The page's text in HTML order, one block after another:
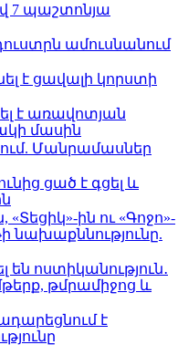
7 պաշտոնյա
ամուսնանում
է ցավալի կորստի
է առավոտյան
մասին
Մանրամասներ
ցած է գցել և
ին ու «Գոջո»-
նախաքննությունը.
ոստիկանություն․
թմրամիջոց և
է